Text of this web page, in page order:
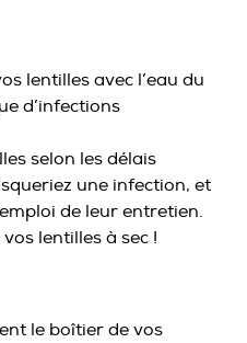
lentilles avec l’eau du
d’infections
selon les délais
une infection, et
de leur entretien.
lentilles à sec !
le boîtier de vos